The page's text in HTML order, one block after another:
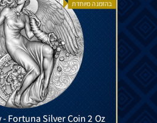
בהזמנה מיוחדת
Fortuna Silver Coin 2 Oz